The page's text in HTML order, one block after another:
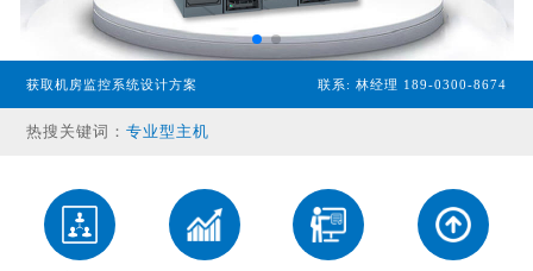
获取机房监控系统设计方案 联系: 林经理 189-0300-8674
热搜关键词：经济型主机
温湿度传感器
配电监控设备
气体监控设备